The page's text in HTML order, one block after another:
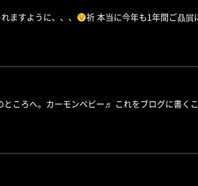
ますように、、、
祈 本当に今年も1年間ご贔屓
ころへ。カーモンベビー♬ これをブログに書く